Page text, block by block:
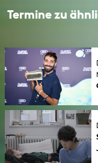
Termine zu